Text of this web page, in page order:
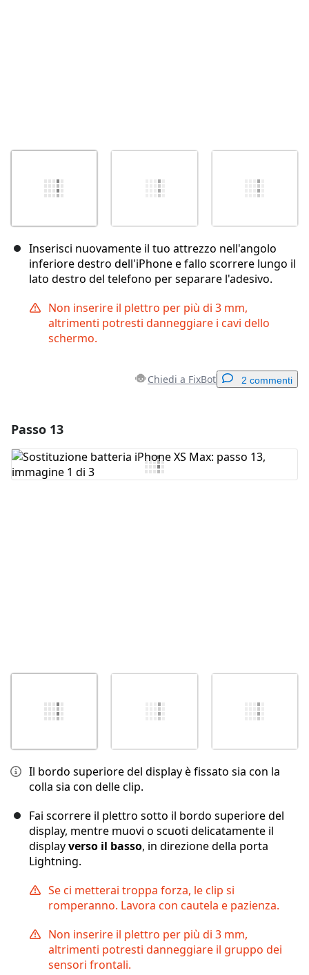
Inserisci nuovamente il tuo attrezzo nell'angolo
inferiore destro dell'iPhone e fallo scorrere lungo il
lato destro del telefono per separare l'adesivo.
Non inserire il plettro per più di 3 mm,
altrimenti potresti danneggiare i cavi dello
schermo.
Chiedi a FixBot 2 commenti
Aggiungi Commento
Passo 13
Il bordo superiore del display è fissato sia con la
colla sia con delle clip.
Fai scorrere il plettro sotto il bordo superiore del
display, mentre muovi o scuoti delicatamente il
displayverso il basso, in direzione della porta
Lightning.
Se ci metterai troppa forza, le clip si
romperanno. Lavora con cautela e pazienza.
Non inserire il plettro per più di 3 mm,
altrimenti potresti danneggiare il gruppo dei
sensori frontali.